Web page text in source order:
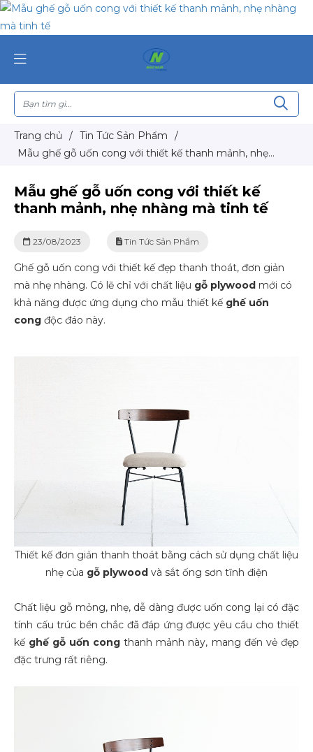
Trang chủ / Tin Tức Sản Phẩm
/
Mẫu ghế gỗ uốn cong với thiết kế thanh mảnh, nhẹ
Mẫu ghế gỗ uốn cong với thiết kế
thanh mảnh, nhẹ nhàng mà tinh tế
23/08/2023 Tin Tức Sản Phẩm
Ghế gỗ uốn cong với thiết kế đẹp thanh thoát, đơn giản
mà nhẹ nhàng. Có lẽ chỉ với chất liệu gỗ plywood mới có
khả năng được ứng dụng cho mẫu thiết kế ghế uốn
cong độc đáo này.
Thiết kế đơn giản thanh thoát bằng cách sử dụng chất liệu
nhẹ của gỗ plywood và sắt ống sơn tĩnh điện
Chất liệu gỗ mỏng, nhẹ, dễ dàng được uốn cong lại có đặc
tính cấu trúc bền chắc đã đáp ứng được yêu cầu cho thiết
kế ghế gỗ uốn cong thanh mảnh này, mang đến vẻ đẹp
đặc trưng rất riêng.